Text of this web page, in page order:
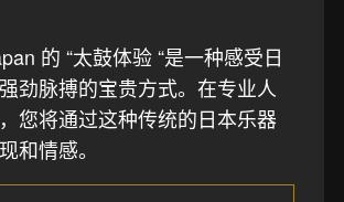
的 “太鼓体验 “是一种感受日
劲脉搏的宝贵方式。在专业人
您将通过这种传统的日本乐器
和情感。